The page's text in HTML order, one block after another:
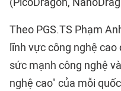
Theo PGS.TS Phạm
lĩnh vực công nghệ
sức mạnh công nghệ
nghệ cao" của mỗi